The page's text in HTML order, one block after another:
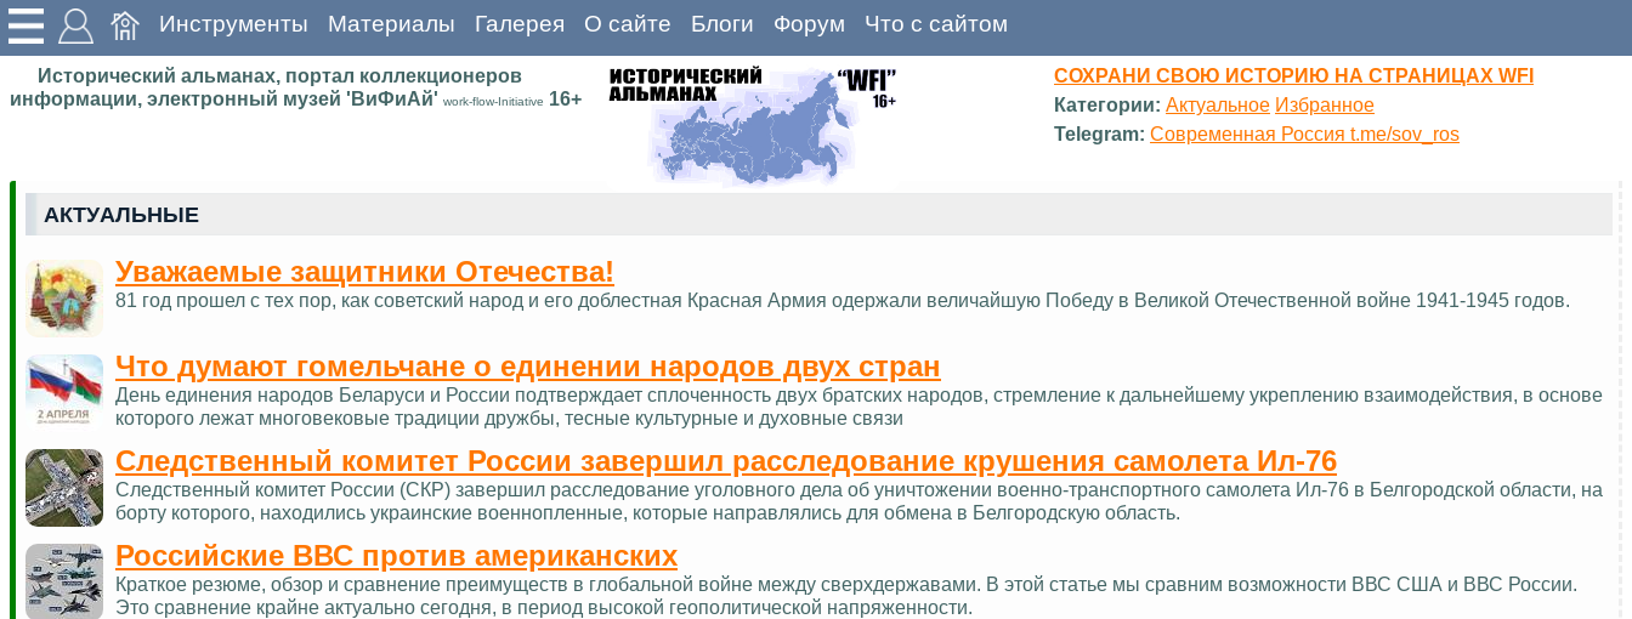
Инструменты Материалы Галерея О сайте Блоги Форум Что с сайтом
Исторический альманах, портал коллекционеров
информации, электронный музей 'ВиФиАй' work-flow-Initiative 16+
СОХРАНИ СВОЮ ИСТОРИЮ НА СТРАНИЦАХ WFI
Категории: Актуальное Избранное
Telegram: Современная Россия t.me/sov_ros
АКТУАЛЬНЫЕ
Уважаемые защитники Отечества!
81 год прошел с тех пор, как советский народ и его доблестная Красная Армия одержали величайшую Победу в Великой Отечественной войне 1941-1945 годов.
Что думают гомельчане о единении народов двух стран
День единения народов Беларуси и России подтверждает сплоченность двух братских народов, стремление к дальнейшему укреплению взаимодействия, в основе
которого лежат многовековые традиции дружбы, тесные культурные и духовные связи
Следственный комитет России завершил расследование крушения самолета Ил-76
Следственный комитет России (СКР) завершил расследование уголовного дела об уничтожении военно-транспортного самолета Ил-76 в Белгородской области, на
борту которого, находились украинские военнопленные, которые направлялись для обмена в Белгородскую область.
Российские ВВС против американских
Краткое резюме, обзор и сравнение преимуществ в глобальной войне между сверхдержавами. В этой статье мы сравним возможности ВВС США и ВВС России.
Это сравнение крайне актуально сегодня, в период высокой геополитической напряженности.